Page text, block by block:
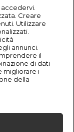
Creare
Utilizzare
annunci.
il
di dati
migliorare i
della